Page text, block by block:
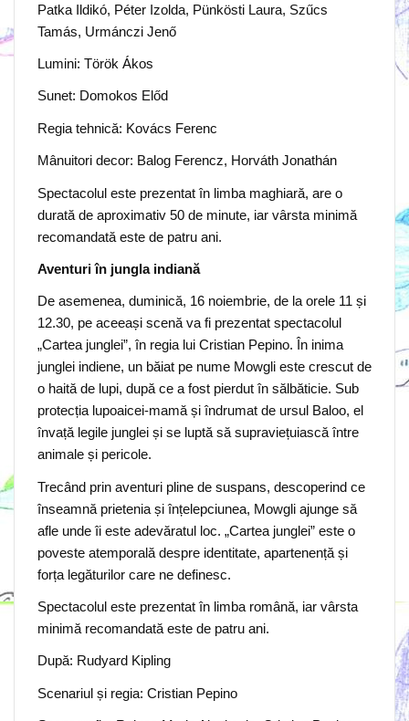
Patka Ildikó, Péter Izolda, Pünkösti Laura, Szűcs
Tamás, Urmánczi Jenő
Lumini: Török Ákos
Sunet: Domokos Előd
Regia tehnică: Kovács Ferenc
Mânuitori decor: Balog Ferencz, Horváth Jonathán
Spectacolul este prezentat în limba maghiară, are o
durată de aproximativ 50 de minute, iar vârsta minimă
recomandată este de patru ani.
Aventuri în jungla indiană
De asemenea, duminică, 16 noiembrie, de la orele 11 și
12.30, pe aceeași scenă va fi prezentat spectacolul
„Cartea junglei”, în regia lui Cristian Pepino. În inima
junglei indiene, un băiat pe nume Mowgli este crescut de
o haită de lupi, după ce a fost pierdut în sălbăticie. Sub
protecția lupoaicei-mamă și îndrumat de ursul Baloo, el
învață legile junglei și se luptă să supraviețuiască între
animale și pericole.
Trecând prin aventuri pline de suspans, descoperind ce
înseamnă prietenia și înțelepciunea, Mowgli ajunge să
afle unde îi este adevăratul loc. „Cartea junglei” este o
poveste atemporală despre identitate, apartenență și
forța legăturilor care ne definesc.
Spectacolul este prezentat în limba română, iar vârsta
minimă recomandată este de patru ani.
După: Rudyard Kipling
Scenariul și regia: Cristian Pepino